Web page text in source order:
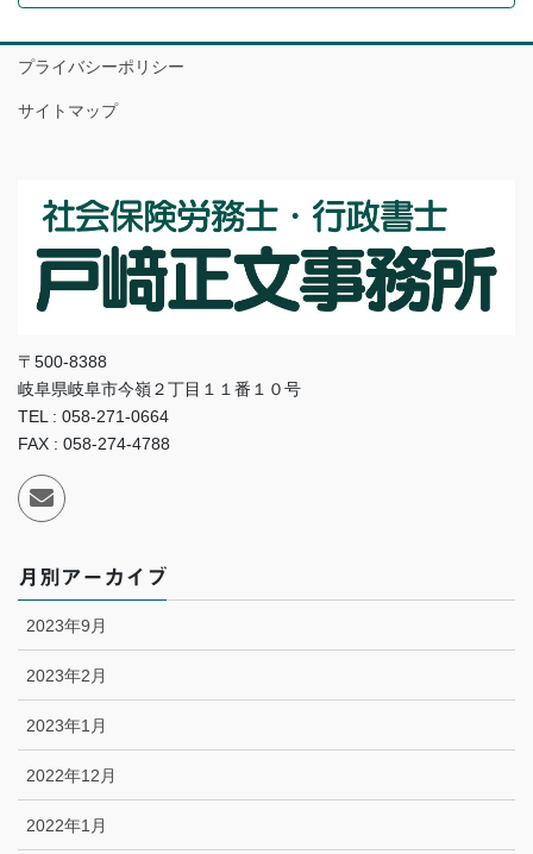
プライバシーポリシー
サイトマップ
〒500-8388
岐阜県岐阜市今嶺２丁目１１番１０号
TEL : 058-271-0664
FAX : 058-274-4788
月別アーカイブ
2023年9月
2023年2月
2023年1月
2022年12月
2022年1月